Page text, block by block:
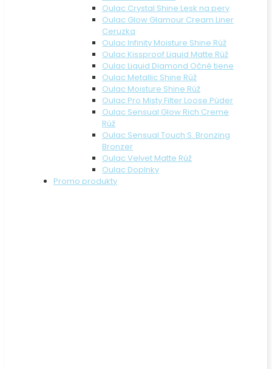
Oulac Crystal Shine Lesk na pery
Oulac Glow Glamour Cream Liner
Ceruzka
Oulac Infinity Moisture Shine Rúž
Oulac Kissproof Liquid Matte Rúž
Oulac Liquid Diamond Očné tiene
Oulac Metallic Shine Rúž
Oulac Moisture Shine Rúž
Oulac Pro Misty Filter Loose Púder
Oulac Sensual Glow Rich Creme
Rúž
Oulac Sensual Touch S. Bronzing
Bronzer
Oulac Velvet Matte Rúž
Oulac Doplnky
Promo produkty